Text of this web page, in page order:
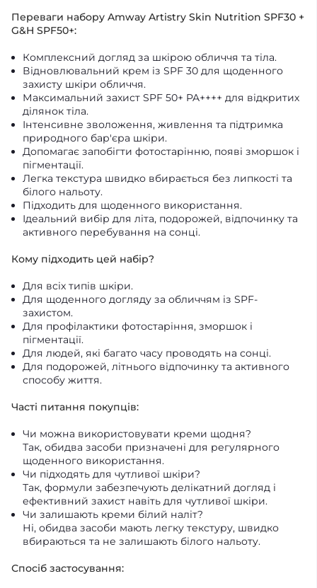
Переваги набору Amway Artistry Skin Nutrition SPF30 +
G&H SPF50+:
Комплексний догляд за шкірою обличчя та тіла.
Відновлювальний крем із SPF 30 для щоденного
захисту шкіри обличчя.
Максимальний захист SPF 50+ PA++++ для відкритих
ділянок тіла.
Інтенсивне зволоження, живлення та підтримка
природного бар'єра шкіри.
Допомагає запобігти фотостарінню, появі зморшок і
пігментації.
Легка текстура швидко вбирається без липкості та
білого нальоту.
Підходить для щоденного використання.
Ідеальний вибір для літа, подорожей, відпочинку та
активного перебування на сонці.
Кому підходить цей набір?
Для всіх типів шкіри.
Для щоденного догляду за обличчям із SPF-
захистом.
Для профілактики фотостаріння, зморшок і
пігментації.
Для людей, які багато часу проводять на сонці.
Для подорожей, літнього відпочинку та активного
способу життя.
Часті питання покупців:
Чи можна використовувати креми щодня?
Так, обидва засоби призначені для регулярного
щоденного використання.
Чи підходять для чутливої шкіри?
Так, формули забезпечують делікатний догляд і
ефективний захист навіть для чутливої шкіри.
Чи залишають креми білий наліт?
Ні, обидва засоби мають легку текстуру, швидко
вбираються та не залишають білого нальоту.
Спосіб застосування: